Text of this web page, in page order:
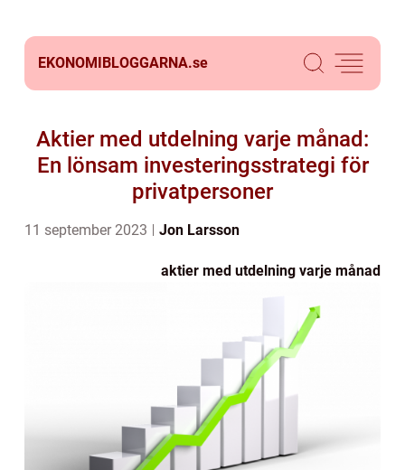
EKONOMIBLOGGARNA.se
Aktier med utdelning varje månad:
En lönsam investeringsstrategi för
privatpersoner
11 september 2023 Jon Larsson
aktier med utdelning varje månad